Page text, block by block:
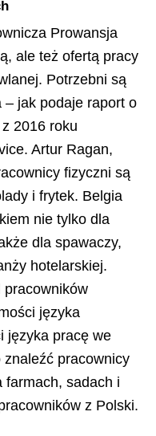
Prowansja
ale też ofertą pracy
Potrzebni są
– jak podaje raport o
2016 roku
Artur Ragan,
fizyczni są
i frytek. Belgia
nie tylko dla
dla spawaczy,
hotelarskiej.
pracowników
języka
języka pracę we
znaleźć pracownicy
farmach, sadach i
z Polski.